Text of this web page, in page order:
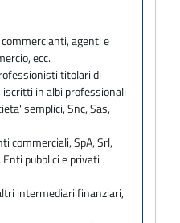
agenti e
ecc.
titolari di
in albi professionali
semplici, Snc, Sas,
commerciali, SpA, Srl,
Enti pubblici e privati
intermediari finanziari,